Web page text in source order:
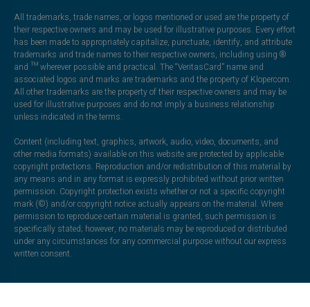
All trademarks, trade names, or logos mentioned or used are the property of
their respective owners and may be used for illustrative purposes. Every effort
has been made to appropriately capitalize, punctuate, identify, and attribute
trademarks and trade names to their respective owners, including using ®
and ™ wherever possible and practical. The “VeritasCard” name and
associated logos and marks are trademarks and the property of Klopercom.
All other trademarks are the property of their respective owners and may be
used for illustrative purposes and do not imply a business relationship
unless indicated in the terms.
Content (including text, graphics, artwork, audio, video, documents, and
other media formats) available on this website are protected by applicable
copyright protections. Reproduction and/or redistribution of this material by
any means and in any format is expressly prohibited without prior written
permission. Copyright protection exists whether or not a specific copyright
mark (©) and/or copyright notice actually appears on the material. Where
permission to reproduce certain material is granted, such permission is
specifically stated; however, no materials may be reproduced or distributed
under any circumstances for any commercial purpose without our express
written consent.